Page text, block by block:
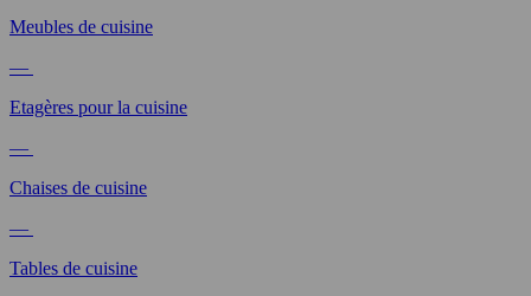
Meubles de cuisine
—
Etagères pour la cuisine
—
Chaises de cuisine
—
Tables de cuisine